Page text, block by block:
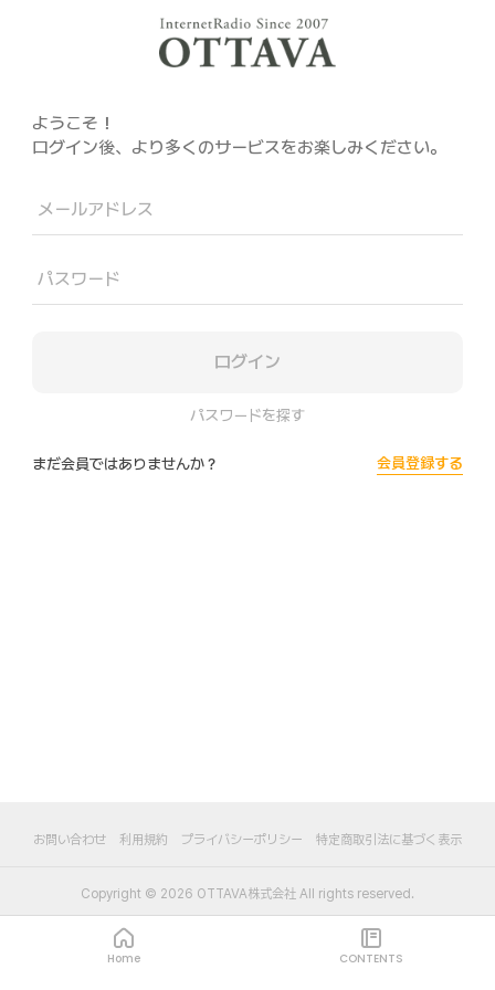
Home CONTENTS
ようこそ！
ログイン後、より多くのサービスをお楽しみください。
メールアドレス
パスワード
ログイン
パスワードを探す
まだ会員ではありませんか？ 会員登録する
お問い合わせ 利用規約 プライバシーポリシー 特定商取引法に基づく表示
Copyright © 2026 OTTAVA株式会社 All rights reserved.